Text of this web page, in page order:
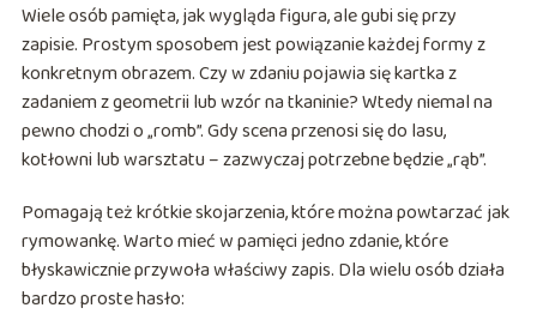
Wiele osób pamięta, jak wygląda figura, ale gubi się przy
zapisie. Prostym sposobem jest powiązanie każdej formy z
konkretnym obrazem. Czy w zdaniu pojawia się kartka z
zadaniem z geometrii lub wzór na tkaninie? Wtedy niemal na
pewno chodzi o „romb”. Gdy scena przenosi się do lasu,
kotłowni lub warsztatu – zazwyczaj potrzebne będzie „rąb”.
Pomagają też krótkie skojarzenia, które można powtarzać jak
rymowankę. Warto mieć w pamięci jedno zdanie, które
błyskawicznie przywoła właściwy zapis. Dla wielu osób działa
bardzo proste hasło: